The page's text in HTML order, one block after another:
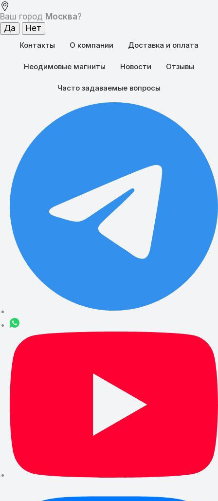
Ваш город Москва?
Контакты О компании Доставка и оплата
Неодимовые магниты Новости Отзывы
Часто задаваемые вопросы